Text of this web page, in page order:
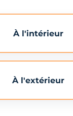
À l'intérieur
À l'extérieur